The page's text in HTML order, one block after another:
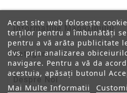
Informatiile Magazinului
Categorii
Despre Noi
Acest site web folosește
terților pentru a îmbunătăți
pentru a vă arăta publicitate
dvs. prin analizarea
navigare. Pentru a vă da
acestuia, apăsați butonul
Mai Multe Informatii